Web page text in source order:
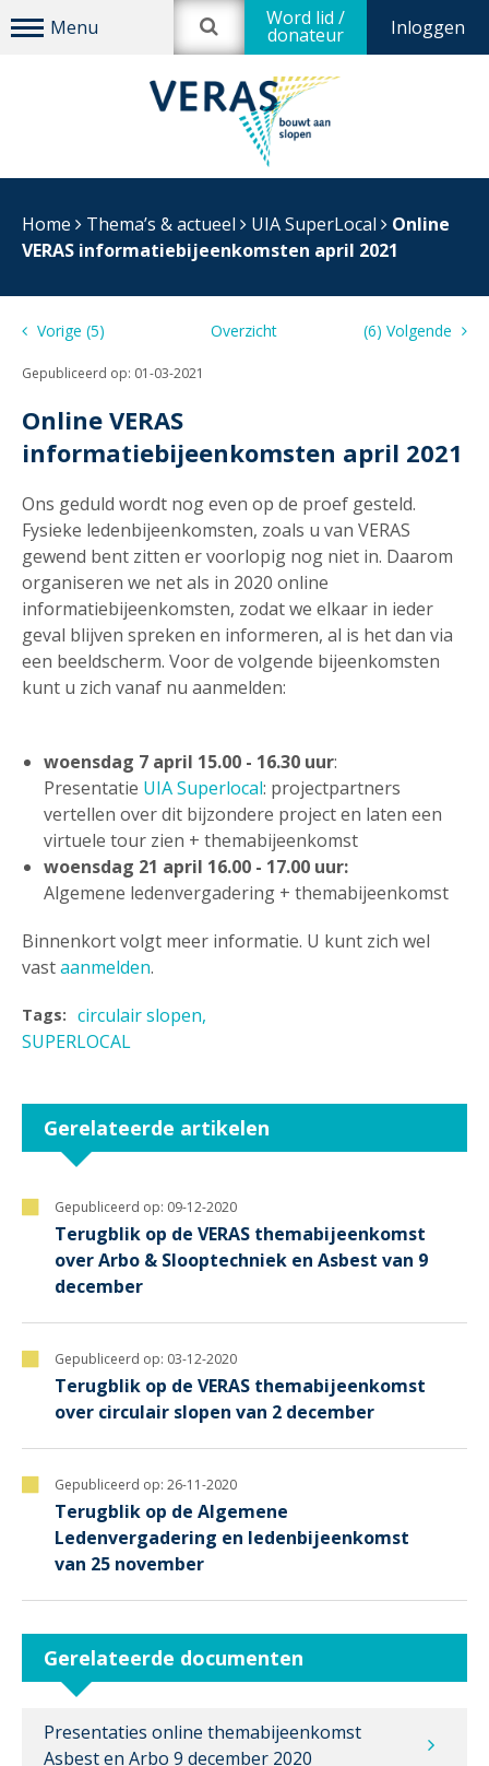
Inloggen
Word lid /
donateur
Home Thema’s & actueel UIA SuperLocal
Online
VERAS informatiebijeenkomsten april 2021
Vorige (5) Overzicht (6) Volgende
Gepubliceerd op: 01-03-2021
Online VERAS
informatiebijeenkomsten april 2021
Ons geduld wordt nog even op de proef gesteld.
Fysieke ledenbijeenkomsten, zoals u van VERAS
gewend bent zitten er voorlopig nog niet in. Daarom
organiseren we net als in 2020 online
informatiebijeenkomsten, zodat we elkaar in ieder
geval blijven spreken en informeren, al is het dan via
een beeldscherm. Voor de volgende bijeenkomsten
kunt u zich vanaf nu aanmelden:
woensdag 7 april 15.00 - 16.30 uur:
Presentatie UIA Superlocal: projectpartners
vertellen over dit bijzondere project en laten een
virtuele tour zien + themabijeenkomst
woensdag 21 april 16.00 - 17.00 uur:
Algemene ledenvergadering + themabijeenkomst
Binnenkort volgt meer informatie. U kunt zich wel
vastaanmelden.
Tags: circulair slopen
SUPERLOCAL
Gerelateerde artikelen
Gepubliceerd op: 09-12-2020
Terugblik op de VERAS themabijeenkomst
over Arbo & Slooptechniek en Asbest van 9
december
Gepubliceerd op: 03-12-2020
Terugblik op de VERAS themabijeenkomst
over circulair slopen van 2 december
Gepubliceerd op: 26-11-2020
Terugblik op de Algemene
Ledenvergadering en ledenbijeenkomst
van 25 november
Gerelateerde documenten
Presentaties online themabijeenkomst
Asbest en Arbo 9 december 2020